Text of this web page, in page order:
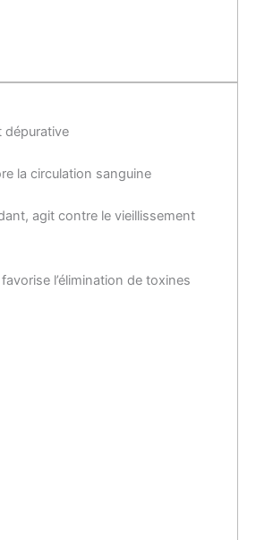
dépurative
la circulation sanguine
agit contre le vieillissement
l’élimination de toxines